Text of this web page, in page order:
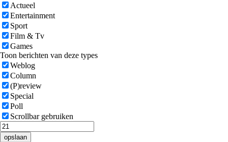
Actueel
Entertainment
Sport
Film & Tv
Games
Toon berichten van deze types
Weblog
Column
(P)review
Special
Poll
Scrollbar gebruiken
opslaan